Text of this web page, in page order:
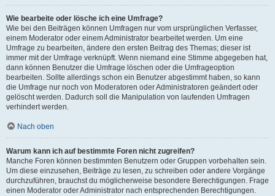
Wie bearbeite oder lösche ich eine Umfrage?
Wie bei den Beiträgen können Umfragen nur vom ursprünglichen Verfasser,
einem Moderator oder einem Administrator bearbeitet werden. Um eine
Umfrage zu bearbeiten, ändere den ersten Beitrag des Themas; dieser ist
immer mit der Umfrage verknüpft. Wenn niemand eine Stimme abgegeben hat,
dann können Benutzer die Umfrage löschen oder die Umfrageoption
bearbeiten. Sollte allerdings schon ein Benutzer abgestimmt haben, so kann
die Umfrage nur noch von Moderatoren oder Administratoren geändert oder
gelöscht werden. Dadurch soll die Manipulation von laufenden Umfragen
verhindert werden.
Nach oben
Warum kann ich auf bestimmte Foren nicht zugreifen?
Manche Foren können bestimmten Benutzern oder Gruppen vorbehalten sein.
Um diese einzusehen, Beiträge zu lesen, zu schreiben oder andere Vorgänge
durchzuführen, brauchst du möglicherweise besondere Berechtigungen. Frage
einen Moderator oder Administrator nach entsprechenden Berechtigungen.